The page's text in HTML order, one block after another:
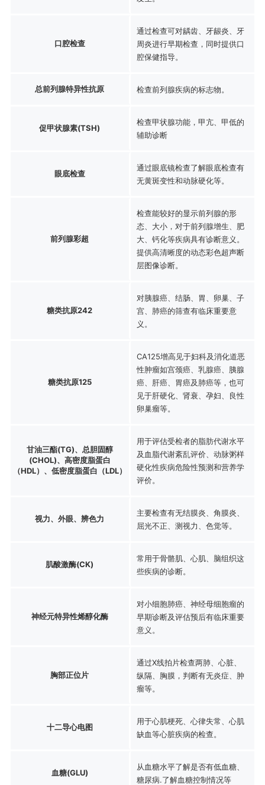
口腔检查
通过检查可对龋齿、牙龈炎、牙
周炎进行早期检查，同时提供口
腔保健指导。
总前列腺特异性抗原 检查前列腺疾病的标志物。
促甲状腺素(TSH)
检查甲状腺功能，甲亢、甲低的
辅助诊断
眼底检查
通过眼底镜检查了解眼底检查有
无黄斑变性和动脉硬化等。
前列腺彩超
检查能较好的显示前列腺的形
态、大小，对于前列腺增生、肥
大、钙化等疾病具有诊断意义。
提供高清晰度的动态彩色超声断
层图像诊断。
糖类抗原242
对胰腺癌、结肠、胃、卵巢、子
宫、肺癌的筛查有临床重要意
义。
糖类抗原125
CA125增高见于妇科及消化道恶
性肿瘤如宫颈癌、乳腺癌、胰腺
癌、肝癌、胃癌及肺癌等，也可
见于肝硬化、肾衰、孕妇、良性
卵巢瘤等。
甘油三酯(TG)、总胆固醇
(CHOL)、高密度脂蛋白
（HDL）、低密度脂蛋白（LDL）
用于评估受检者的脂肪代谢水平
及血脂代谢紊乱评价、动脉粥样
硬化性疾病危险性预测和营养学
评价。
视力、外眼、辨色力
主要检查有无结膜炎、角膜炎、
屈光不正、测视力、色觉等。
肌酸激酶(CK)
常用于骨骼肌、心肌、脑组织这
些疾病的诊断。
神经元特异性烯醇化酶
对小细胞肺癌、神经母细胞瘤的
早期诊断及评估预后有临床重要
意义。
胸部正位片
通过X线拍片检查两肺、心脏、
纵隔、胸膜，判断有无炎症、肿
瘤等。
十二导心电图
用于心肌梗死、心律失常、心肌
缺血等心脏疾病的检查。
血糖(GLU)
从血糖水平了解是否有低血糖、
糖尿病.了解血糖控制情况等